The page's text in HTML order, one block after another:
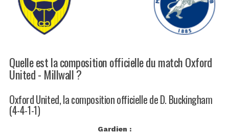
Quelle est la composition officielle du match Oxford
United - Millwall ?
Oxford United, la composition officielle de D. Buckingham
(4-4-1-1)
Gardien :